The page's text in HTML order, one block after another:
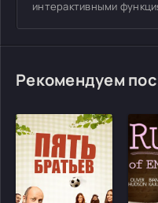
интерактивными
Рекомендуем